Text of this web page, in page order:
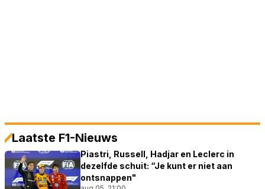
Laatste F1-Nieuws
Piastri, Russell, Hadjar en Leclerc in
dezelfde schuit: “Je kunt er niet aan
ontsnappen"